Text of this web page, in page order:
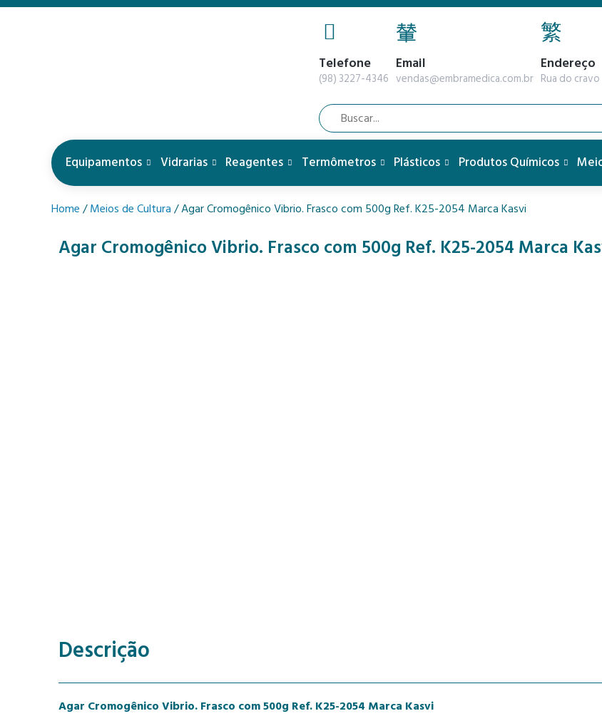
Telefone
(98) 3227-4346
Email
vendas@embramedica.com.br
Endereço
Rua do
Equipamentos Vidrarias Reagentes Termômetros Plásticos Produtos Químicos
Home/Meios de Cultura/ Agar Cromogênico Vibrio. Frasco com 500g Ref. K25-2054 Marca Kasvi
Agar Cromogênico Vibrio. Frasco com 500g Ref. K25-2054 Marca
Descrição
Agar Cromogênico Vibrio. Frasco com 500g Ref. K25-2054 Marca Kasvi